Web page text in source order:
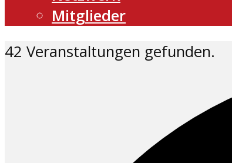
Mitglieder
42 Veranstaltungen gefunden.